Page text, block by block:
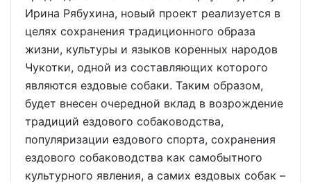
Ирина Рябухина, новый проект реализуется в
целях сохранения традиционного образа
жизни, культуры и языков коренных народов
Чукотки, одной из составляющих которого
являются ездовые собаки. Таким образом,
будет внесен очередной вклад в возрождение
традиций ездового собаководства,
популяризации ездового спорта, сохранения
ездового собаководства как самобытного
культурного явления, а самих ездовых собак –